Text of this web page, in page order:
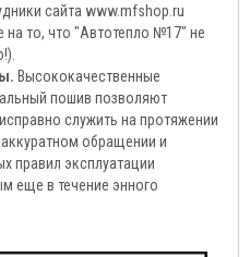
сайта www.mfshop.ru
то, что "Автотепло №17" не
Высококачественные
пошив позволяют
служить на протяжении
обращении и
правил эксплуатации
еще в течение энного